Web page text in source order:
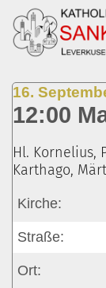
Zum Inhalt
16.
12:00
Hl. Kornelius,
Karthago,
Kirche:
Straße:
Ort: